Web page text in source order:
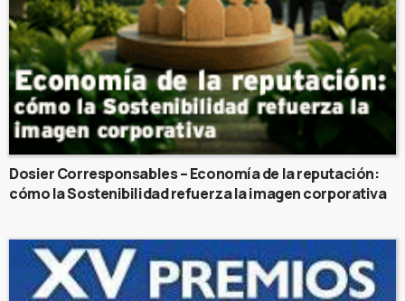
Dosier Corresponsables – Economía de la reputación:
cómo la Sostenibilidad refuerza la imagen corporativa